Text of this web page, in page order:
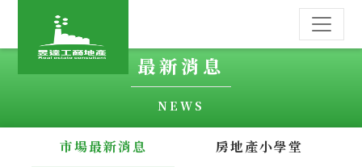
最新消息
NEWS
市場最新消息 房地產小學堂